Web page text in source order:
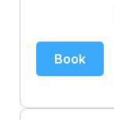
Book